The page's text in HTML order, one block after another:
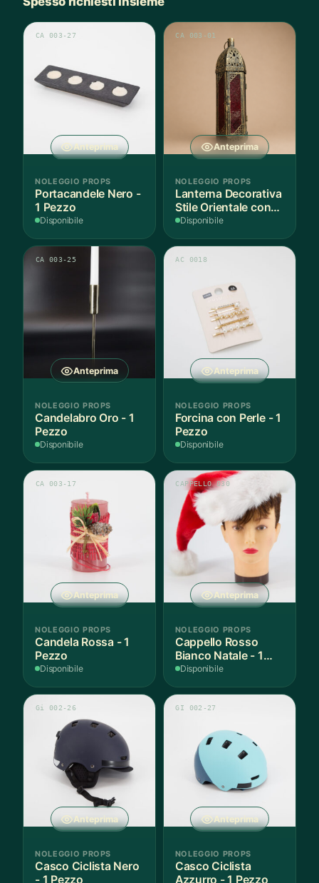
Anteprima
CA 003-27
NOLEGGIO PROPS
Portacandele Nero -
1 Pezzo
Disponibile
Anteprima
CA 003-01
NOLEGGIO PROPS
Lanterna Decorativa
Stile Orientale con
Vetri Rossi
Disponibile
Anteprima
CA 003-25
NOLEGGIO PROPS
Candelabro Oro - 1
Pezzo
Disponibile
Anteprima
AC 0018
NOLEGGIO PROPS
Forcina con Perle - 1
Pezzo
Disponibile
Anteprima
CA 003-17
NOLEGGIO PROPS
Candela Rossa - 1
Pezzo
Disponibile
Anteprima
CAPPELLO 030
NOLEGGIO PROPS
Cappello Rosso
Bianco Natale - 1
Pezzo
Disponibile
Anteprima
Gi 002-26
NOLEGGIO PROPS
Casco Ciclista Nero
- 1 Pezzo
Anteprima
GI 002-27
NOLEGGIO PROPS
Casco Ciclista
Azzurro - 1 Pezzo